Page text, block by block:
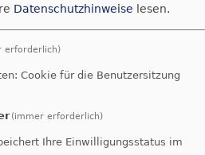
München Ramersdorf
Datenschutzhinweise lesen.
erforderlich)
Cookie für die Benutzersitzung
(immer erforderlich)
Ihre Einwilligungsstatus im